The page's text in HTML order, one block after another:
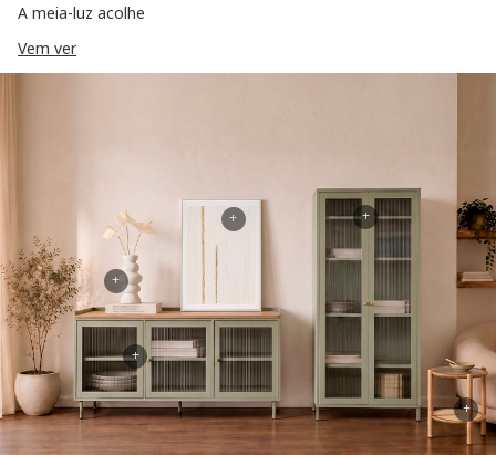
A meia-luz acolhe
Vem ver
+
+
+
+
+